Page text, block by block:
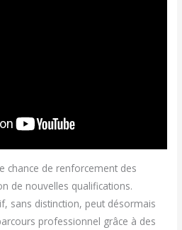
chance de renforcement des
de nouvelles qualifications.
sans distinction, peut désormais
professionnel grâce à des